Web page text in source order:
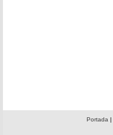
Portada |